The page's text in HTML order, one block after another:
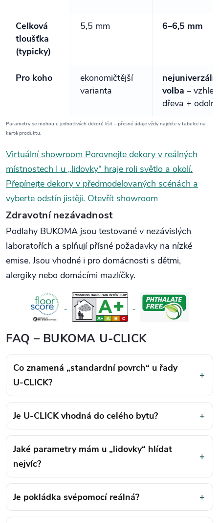
Celková
tloušťka
(typicky)
5,5 mm 6–6,5 mm
Pro koho
ekonomičtější
varianta
volba – vzhled
dřeva +
Parametry se mohou u jednotlivých dekorů lišit – přesné údaje vždy najdete v tabulce na
kartě produktu.
Virtuální showroom Porovnejte dekory v reálných
místnostech I u „lidovky“ hraje roli světlo a okolí.
Přepínejte dekory v předmodelovaných scénách a
vyberte odstín jistěji. Otevřít showroom
Zdravotní nezávadnost
Podlahy BUKOMA jsou testované v nezávislých
laboratořích a splňují přísné požadavky na nízké
emise. Jsou vhodné i pro domácnosti s dětmi,
alergiky nebo domácími mazlíčky.
FAQ – BUKOMA U-CLICK
Co znamená „standardní povrch“ u řady
U-CLICK?
+
Je U-CLICK vhodná do celého bytu? +
Jaké parametry mám u „lidovky“ hlídat
nejvíc?
+
Je pokládka svépomocí reálná? +